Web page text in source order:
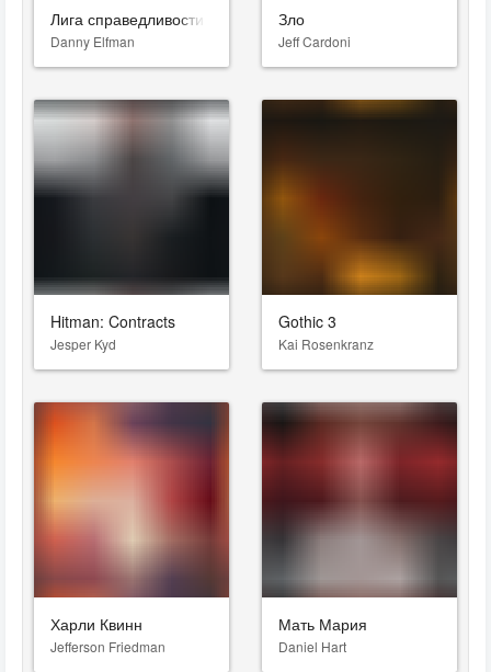
Лига справедливости
Danny Elfman
Зло
Jeff Cardoni
Hitman: Contracts
Jesper Kyd
Gothic 3
Kai Rosenkranz
Харли Квинн
Jefferson Friedman
Мать Мария
Daniel Hart